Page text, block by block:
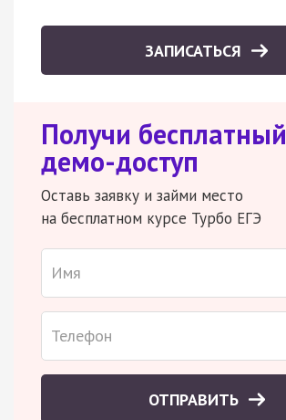
ЗАПИСАТЬСЯ
Получи бесплатный
демо-доступ
Оставь заявку и займи место
на бесплатном курсе Турбо ЕГЭ
ОТПРАВИТЬ